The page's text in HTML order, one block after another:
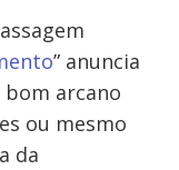
” anuncia
bom arcano
ou mesmo
da